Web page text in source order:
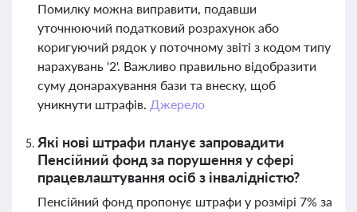
Помилку можна виправити, подавши
уточнюючий податковий розрахунок або
коригуючий рядок у поточному звіті з кодом типу
нарахувань '2'. Важливо правильно відобразити
суму донарахування бази та внеску, щоб
уникнути штрафів. Джерело
Які нові штрафи планує запровадити
Пенсійний фонд за порушення у сфері
працевлаштування осіб з інвалідністю?
Пенсійний фонд пропонує штрафи у розмірі 7% за